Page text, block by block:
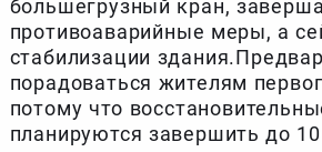
большегрузный кран,
противоаварийные меры, а
стабилизации
порадоваться жителям
потому что
планируются завершить до